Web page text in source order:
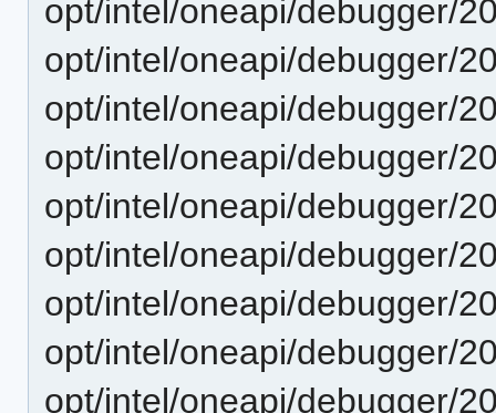
opt/intel/oneapi/debugger/
opt/intel/oneapi/debugger/
opt/intel/oneapi/debugger/
opt/intel/oneapi/debugger/
opt/intel/oneapi/debugger/
opt/intel/oneapi/debugger/
opt/intel/oneapi/debugger/
opt/intel/oneapi/debugger/
opt/intel/oneapi/debugger/